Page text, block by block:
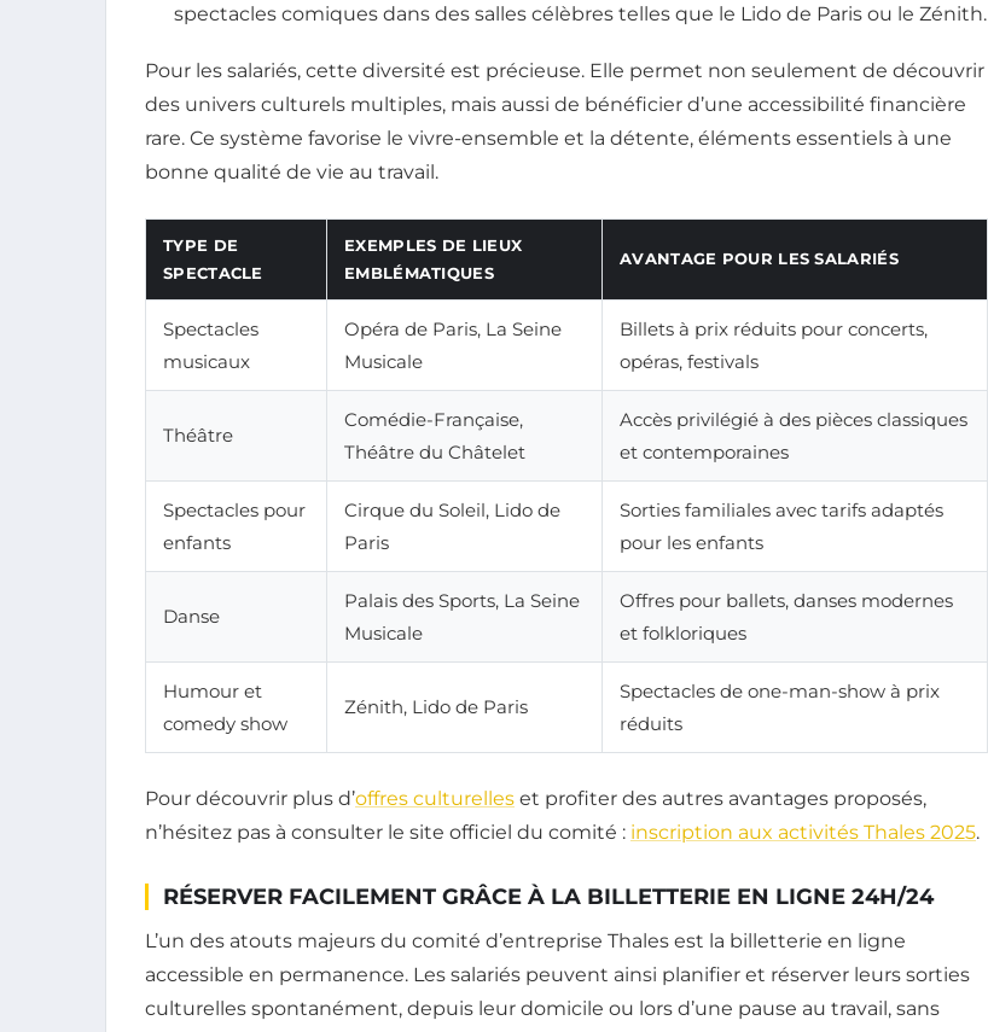
spectacles comiques dans des salles célèbres telles que le Lido de Paris ou le Zénith.
Pour les salariés, cette diversité est précieuse. Elle permet non seulement de découvrir
des univers culturels multiples, mais aussi de bénéficier d’une accessibilité financière
rare. Ce système favorise le vivre-ensemble et la détente, éléments essentiels à une
bonne qualité de vie au travail.
TYPE DE
SPECTACLE
EXEMPLES DE LIEUX
EMBLÉMATIQUES
AVANTAGE POUR LES SALARIÉS
Spectacles
musicaux
Opéra de Paris, La Seine
Musicale
Billets à prix réduits pour concerts,
opéras, festivals
Théâtre
Comédie-Française,
Théâtre du Châtelet
Accès privilégié à des pièces classiques
et contemporaines
Spectacles pour
enfants
Cirque du Soleil, Lido de
Paris
Sorties familiales avec tarifs adaptés
pour les enfants
Danse
Palais des Sports, La Seine
Musicale
Offres pour ballets, danses modernes
et folkloriques
Humour et
comedy show
Zénith, Lido de Paris
Spectacles de one-man-show à prix
réduits
Pour découvrir plus d’offres culturelles et profiter des autres avantages proposés,
n’hésitez pas à consulter le site officiel du comité : inscription aux activités Thales 2025.
RÉSERVER FACILEMENT GRÂCE À LA BILLETTERIE EN LIGNE 24H/24
L’un des atouts majeurs du comité d’entreprise Thales est la billetterie en ligne
accessible en permanence. Les salariés peuvent ainsi planifier et réserver leurs sorties
culturelles spontanément, depuis leur domicile ou lors d’une pause au travail, sans